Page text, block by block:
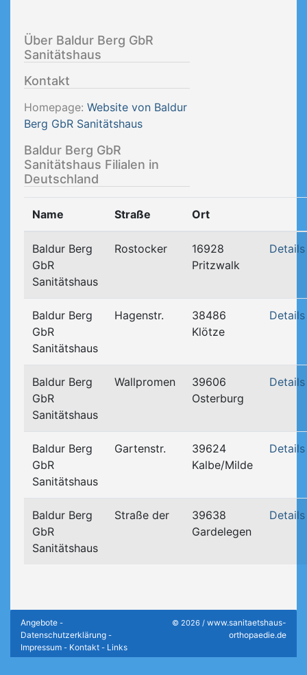
Über Baldur Berg GbR
Sanitätshaus
Kontakt
Homepage: Website von Baldur
Berg GbR Sanitätshaus
Baldur Berg GbR
Sanitätshaus Filialen in
Deutschland
Name Straße Ort
Baldur Berg
GbR
Sanitätshaus
Rostocker
16928
Pritzwalk
Details
Baldur Berg
GbR
Sanitätshaus
Hagenstr.
38486
Klötze
Details
Baldur Berg
GbR
Sanitätshaus
Wallpromen
39606
Osterburg
Details
Baldur Berg
GbR
Sanitätshaus
Gartenstr.
39624
Kalbe/Milde
Details
Baldur Berg
GbR
Sanitätshaus
Straße der
39638
Gardelegen
Details
Angebote -
Datenschutzerklärung -
Impressum - Kontakt - Links
© 2026 / www.sanitaetshaus-
orthopaedie.de